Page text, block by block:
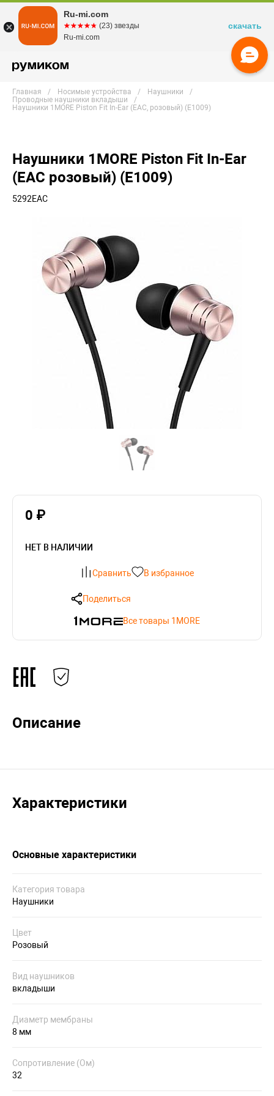
Главная Носимые устройства
Наушники
Проводные наушники вкладыши
Наушники 1MORE Piston Fit In-Ear (EAC, розовый) (E1009)
Наушники 1MORE Piston Fit In-Ear
(EAC розовый) (E1009)
5292EAC
0 ₽
НЕТ В НАЛИЧИИ
Сравнить В избранное
Поделиться
Все товары 1MORE
Описание
Характеристики
Основные характеристики
Категория товара
Наушники
Цвет
Розовый
Вид наушников
вкладыши
Диаметр мембраны
8 мм
Сопротивление (Ом)
32
Ru-mi.com
☆☆☆☆☆
★★★★★ (23) звезды
Ru-mi.com
скачать